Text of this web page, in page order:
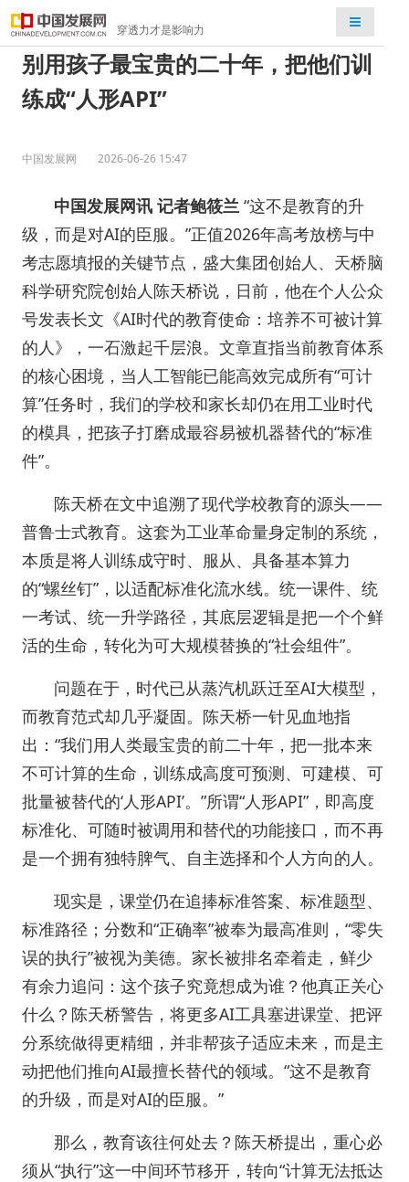
穿透力才是影响力
检索
别用孩子最宝贵的二十年，把他们训
练成“人形API”
中国发展网 2026-06-26 15:47
中国发展网讯 记者鲍筱兰 “这不是教育的升
级，而是对AI的臣服。”正值2026年高考放榜与中
考志愿填报的关键节点，盛大集团创始人、天桥脑
科学研究院创始人陈天桥说，日前，他在个人公众
号发表长文《AI时代的教育使命：培养不可被计算
的人》，一石激起千层浪。文章直指当前教育体系
的核心困境，当人工智能已能高效完成所有“可计
算”任务时，我们的学校和家长却仍在用工业时代
的模具，把孩子打磨成最容易被机器替代的“标准
件”。
陈天桥在文中追溯了现代学校教育的源头——
普鲁士式教育。这套为工业革命量身定制的系统，
本质是将人训练成守时、服从、具备基本算力
的“螺丝钉”，以适配标准化流水线。统一课件、统
一考试、统一升学路径，其底层逻辑是把一个个鲜
活的生命，转化为可大规模替换的“社会组件”。
问题在于，时代已从蒸汽机跃迁至AI大模型，
而教育范式却几乎凝固。陈天桥一针见血地指
出：“我们用人类最宝贵的前二十年，把一批本来
不可计算的生命，训练成高度可预测、可建模、可
批量被替代的‘人形API’。”所谓“人形API”，即高度
标准化、可随时被调用和替代的功能接口，而不再
是一个拥有独特脾气、自主选择和个人方向的人。
现实是，课堂仍在追捧标准答案、标准题型、
标准路径；分数和“正确率”被奉为最高准则，“零失
误的执行”被视为美德。家长被排名牵着走，鲜少
有余力追问：这个孩子究竟想成为谁？他真正关心
什么？陈天桥警告，将更多AI工具塞进课堂、把评
分系统做得更精细，并非帮孩子适应未来，而是主
动把他们推向AI最擅长替代的领域。“这不是教育
的升级，而是对AI的臣服。”
那么，教育该往何处去？陈天桥提出，重心必
须从“执行”这一中间环节移开，转向“计算无法抵达